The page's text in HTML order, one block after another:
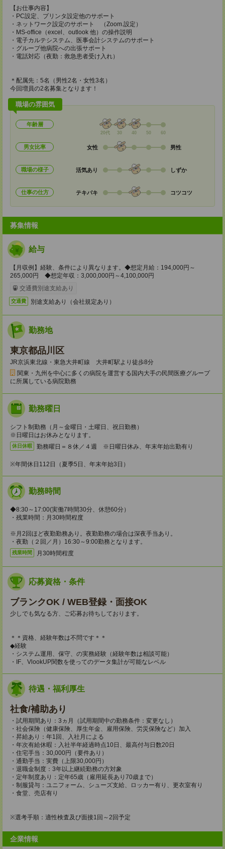
【お仕事内容】
・PC設定、プリンタ設定他のサポート
・ネットワーク設定のサポート （Zoom.設定）
・MS-office（excel、outlook 他）の操作説明
・電子カルテシステム、医事会計システムのサポート
・グループ他病院への出張サポート
・電話対応（夜勤：救急患者受け入れ）
＊配属先：5名（男性2名・女性3名）
今回増員の2名募集となります！
職場の雰囲気
年齢層
20代 30 40 50 60
男女比率 女性 男性
職場の様子 活気あり しずか
仕事の仕方 テキパキ コツコツ
募集情報
給与
【月収例】経験、条件により異なります。◆想定月給：194,000円～
265,000円 ◆想定年収：3,000,000円～4,100,000円
交通費別途支給あり
交通費 別途支給あり（会社規定あり）
勤務地
東京都品川区
JR京浜東北線・東急大井町線 大井町駅より徒歩8分
関東・九州を中心に多くの病院を運営する国内大手の民間医療グループ
に所属している病院勤務
勤務曜日
シフト制勤務（月～金曜日・土曜日、祝日勤務）
※日曜日はお休みとなります。
休日休暇 勤務曜日＝８休／４週 ※日曜日休み、年末年始出勤有り
※年間休日112日（夏季5日、年末年始3日）
勤務時間
◆8:30～17:00(実働7時間30分、休憩60分）
・残業時間：月30時間程度
※月2回ほど夜勤勤務あり。夜勤勤務の場合は深夜手当あり。
・夜勤（２回／月）16:30～9:00勤務となります。
残業時間 月30時間程度
応募資格・条件
ブランクOK / WEB登録・面接OK
少しでも気なる方、ご応募お待ちしております。
＊＊資格、経験年数は不問です＊＊
◆経験
・システム運用、保守、の実務経験（経験年数は相談可能）
・IF、VlookUP関数を使ってのデータ集計が可能なレベル
待遇・福利厚生
社食/補助あり
・試用期間あり：3ヵ月（試用期間中の勤務条件：変更なし）
・社会保険（健康保険、厚生年金、雇用保険、労災保険など）加入
・昇給あり：年1回、入社月による
・年次有給休暇：入社半年経過時点10日、最高付与日数20日
・住宅手当：30,000円（要件あり）
・通勤手当：実費（上限30,000円）
・退職金制度：3年以上継続勤務の方対象
・定年制度あり：定年65歳（雇用延長あり70歳まで）
・制服貸与：ユニフォーム、シューズ支給、ロッカー有り、更衣室有り
・食堂、売店有り
※選考手順：適性検査及び面接1回～2回予定
企業情報